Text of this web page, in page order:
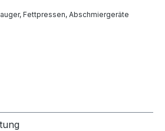
Fettpressen, Abschmiergeräte